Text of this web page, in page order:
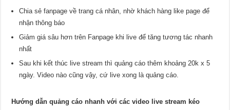
Chia sẻ fanpage về trang cá nhân, nhờ khách hàng like page để
nhận thông báo
Giảm giá sâu hơn trên Fanpage khi live để tăng tương tác nhanh
nhất
Sau khi kết thúc live stream thì quảng cáo thêm khoảng 20k x 5
ngày. Video nào cũng vậy, cứ live xong là quảng cáo.
Hướng dẫn quảng cáo nhanh với các video live stream kéo